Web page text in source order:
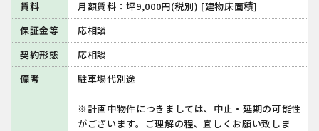
賃料
月額賃料：坪9,000円(税別) [建物床面積]
保証金等
応相談
契約形態
応相談
備考
駐車場代別途
※計画中物件につきましては、中止・延期の可能性
がございます。ご理解の程、宜しくお願い致しま